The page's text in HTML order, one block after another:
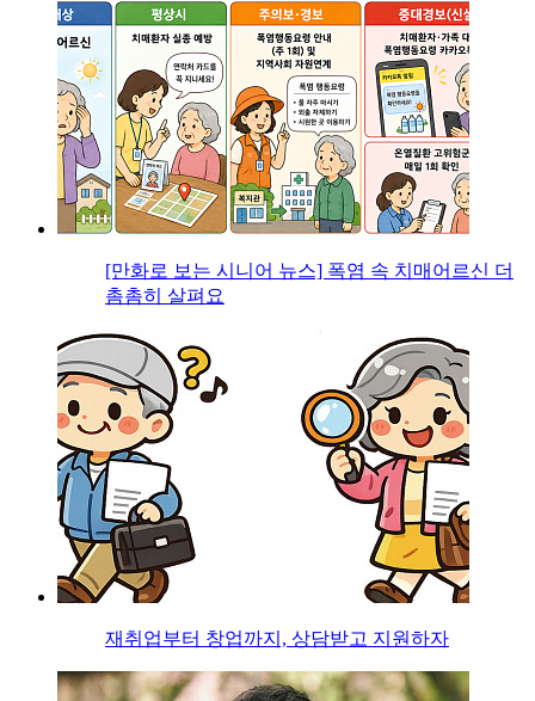
[만화로 보는 시니어 뉴스] 폭염 속 치매어르신 더
촘촘히 살펴요
재취업부터 창업까지, 상담받고 지원하자